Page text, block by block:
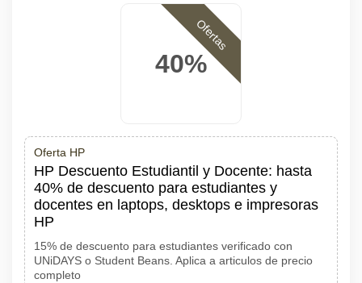
40%
Ofertas
Oferta HP
HP Descuento Estudiantil y Docente: hasta
40% de descuento para estudiantes y
docentes en laptops, desktops e impresoras
HP
15% de descuento para estudiantes verificado con
UNiDAYS o Student Beans. Aplica a articulos de precio
completo